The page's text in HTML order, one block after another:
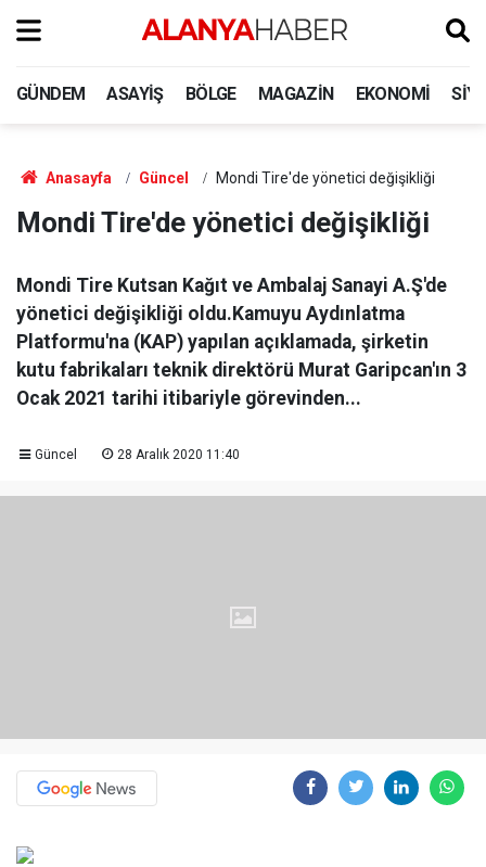
GÜNDEM ASAYIŞ BÖLGE MAGAZIN EKONOMI
Anasayfa Güncel Mondi Tire'de yönetici değişikliği
Mondi Tire'de yönetici değişikliği
Mondi Tire Kutsan Kağıt ve Ambalaj Sanayi A.Ş'de
yönetici değişikliği oldu.Kamuyu Aydınlatma
Platformu'na (KAP) yapılan açıklamada, şirketin
kutu fabrikaları teknik direktörü Murat Garipcan'ın 3
Ocak 2021 tarihi itibariyle görevinden...
Güncel 28 Aralık 2020 11:40